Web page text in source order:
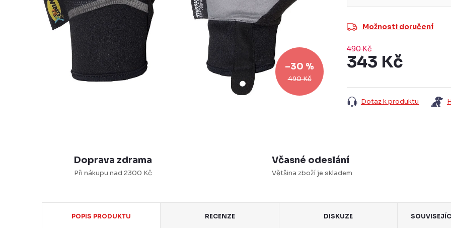
490 Kč
–30 %
Možnosti doručení
490 Kč
343 Kč
Dotaz k produktu
Doprava zdrama
Při nákupu nad 2300 Kč
Včasné odeslání
Většina zboží je skladem
POPIS PRODUKTU RECENZE DISKUZE